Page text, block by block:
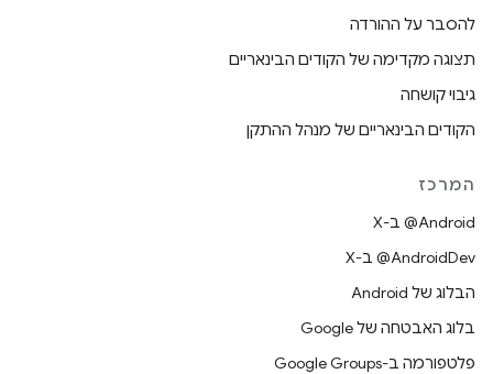
להסבר על ההורדה
תצוגה מקדימה של הקודים הבינאריים
גיבוי קושחה
הקודים הבינאריים של מנהל ההתקן
המרכז
‫‎@Android ב-X
‫‎@AndroidDev ב-X
הבלוג של Android
בלוג האבטחה של Google
פלטפורמה ב-Google Groups